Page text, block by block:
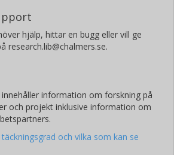
hjälp, hittar en bugg eller vill ge
research.lib@chalmers.se.
innehåller information om forskning på
och projekt inklusive information om
och vilka som kan se